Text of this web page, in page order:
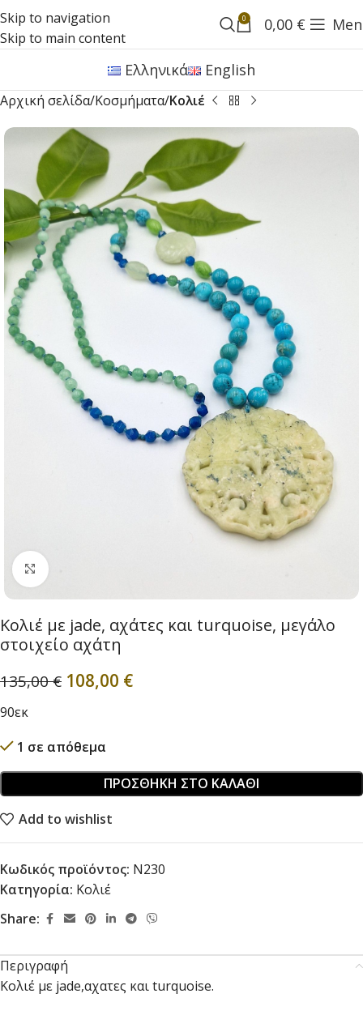
Skip to navigation
Skip to main content
0 0,00 €
Ελληνικά English
Αρχική σελίδα Κοσμήματα Κολιέ
Click to enlarge
Κολιέ με jade, αχάτες και turquoise, μεγάλο
στοιχείο αχάτη
135,00€ 108,00 €
90εκ
1 σε απόθεμα
ΠΡΟΣΘΉΚΗ ΣΤΟ ΚΑΛΆΘΙ
Add to wishlist
Κωδικός προϊόντος: N230
Κατηγορία: Κολιέ
Share:
Περιγραφή
Κολιέ με jade,αχατες και turquoise.